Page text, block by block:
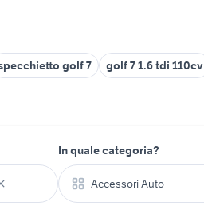
golf 7 golf 7 1.6 tdi 110cv
In quale categoria?
Accessori Auto